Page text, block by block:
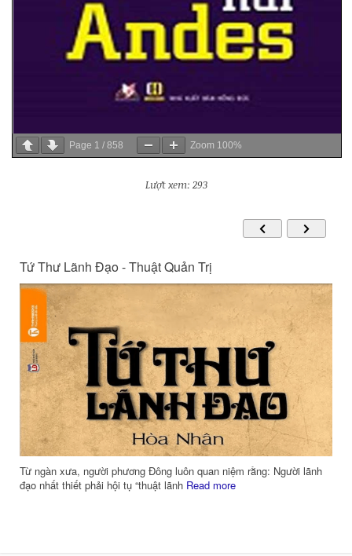
Page 1 / 858 Zoom 100%
Lượt xem: 293
Tứ Thư Lãnh Đạo - Thuật Quản Trị
Từ ngàn xưa, người phương Đông luôn quan niệm rằng: Người lãnh
đạo nhất thiết phải hội tụ “thuật lãnh Read more